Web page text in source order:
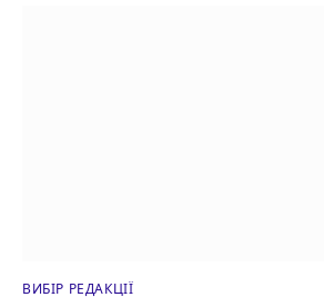
ВИБІР РЕДАКЦІЇ